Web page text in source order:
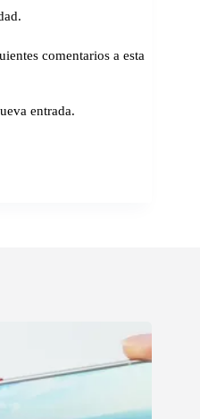
comentarios a esta
entrada.